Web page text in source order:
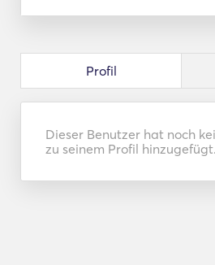
Profil
Dieser Benutzer hat noch
zu seinem Profil hinzugefügt.